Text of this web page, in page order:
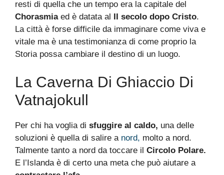
resti di quella che un tempo era la capitale del
Chorasmiaed è datata al II secolo dopo Cristo.
La città è forse difficile da immaginare come viva e
vitale ma è una testimonianza di come proprio la
Storia possa cambiare il destino di un luogo.
La Caverna Di Ghiaccio Di
Vatnajokull
Per chi ha voglia di sfuggire al caldo, una delle
soluzioni è quella di salire a nord, molto a nord.
Talmente tanto a nord da toccare il Circolo Polare.
E l’Islanda è di certo una meta che può aiutare a